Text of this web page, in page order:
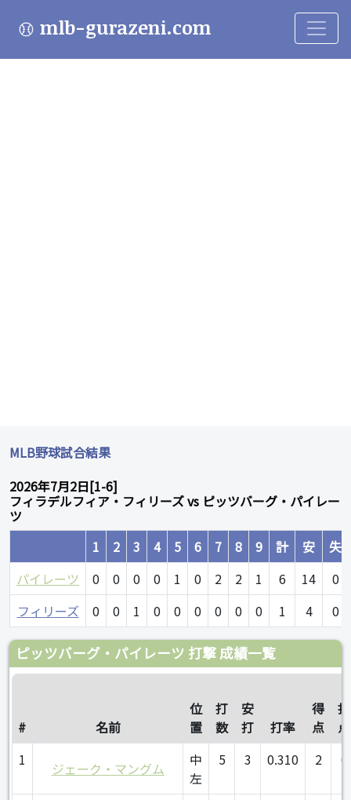
mlb-gurazeni.com
MLB野球試合結果
2026年7月2日[1-6]
フィラデルフィア・フィリーズ vs ピッツバーグ・パイレー
ツ
1
2 3 4 5 6 7 8 9 計 安
失
パイレーツ
0 0 0 0 1 0 2 2 1 6 14
0
フィリーズ
0 0 1 0 0 0 0 0 0 1 4 0
ピッツバーグ・パイレーツ 打撃 成績一覧
# 名前
位
置
打
数
安
打
打率
得
点
打
点
1
ジェーク・マングム
中
左
5 3 0.310 2 0